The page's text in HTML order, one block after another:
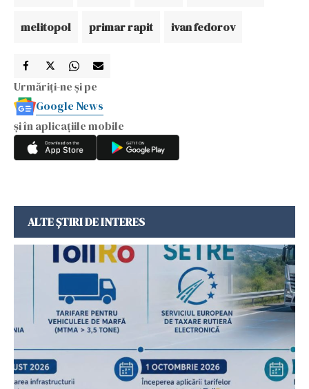
melitopol primar rapit ivan fedorov
Urmăriți-ne și pe
Google News
și în aplicațiile mobile
ALTE ȘTIRI DE INTERES